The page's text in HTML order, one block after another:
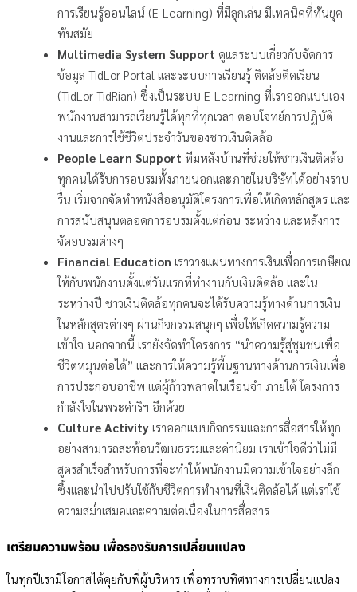
การเรียนรู้ออนไลน์ (E-Learning) ที่มีลูกเล่น มีเทคนิคที่ทันยุค
ทันสมัย
Multimedia System Support ดูแลระบบเกี่ยวกับจัดการ
ข้อมูล TidLor Portal และระบบการเรียนรู้ ติดล้อติดเรียน
(TidLor TidRian) ซึ่งเป็นระบบ E-Learning ที่เราออกแบบเอง
พนักงานสามารถเรียนรู้ได้ทุกที่ทุกเวลา ตอบโจทย์การปฏิบัติ
งานและการใช้ชีวิตประจำวันของชาวเงินติดล้อ
People Learn Support ทีมหลังบ้านที่ช่วยให้ชาวเงินติดล้อ
ทุกคนได้รับการอบรมทั้งภายนอกและภายในบริษัทได้อย่างราบ
รื่น เริ่มจากจัดทำหนังสืออนุมัติโครงการเพื่อให้เกิดหลักสูตร และ
การสนับสนุนตลอดการอบรมตั้งแต่ก่อน ระหว่าง และหลังการ
จัดอบรมต่างๆ
Financial Education เราวางแผนทางการเงินเพื่อการเกษียณ
ให้กับพนักงานตั้งแต่วันแรกที่ทำงานกับเงินติดล้อ และใน
ระหว่างปี ชาวเงินติดล้อทุกคนจะได้รับความรู้ทางด้านการเงิน
ในหลักสูตรต่างๆ ผ่านกิจกรรมสนุกๆ เพื่อให้เกิดความรู้ความ
เข้าใจ นอกจากนี้ เรายังจัดทำโครงการ “นำความรู้สู่ชุมชนเพื่อ
ชีวิตหมุนต่อได้” และการให้ความรู้พื้นฐานทางด้านการเงินเพื่อ
การประกอบอาชีพ แด่ผู้ก้าวพลาดในเรือนจำ ภายใต้ โครงการ
กำลังใจในพระดำริฯ อีกด้วย
Culture Activity เราออกแบบกิจกรรมและการสื่อสารให้ทุก
อย่างสามารถสะท้อนวัฒนธรรมและค่านิยม เราเข้าใจดีว่าไม่มี
สูตรสำเร็จสำหรับการที่จะทำให้พนักงานมีความเข้าใจอย่างลึก
ซึ้งและนำไปปรับใช้กับชีวิตการทำงานที่เงินติดล้อได้ แต่เราใช้
ความสม่ำเสมอและความต่อเนื่องในการสื่อสาร
เตรียมความพร้อม เพื่อรองรับการเปลี่ยนแปลง
ในทุกปีเรามีโอกาสได้คุยกับพี่ผู้บริหาร เพื่อทราบทิศทางการเปลี่ยนแปลง